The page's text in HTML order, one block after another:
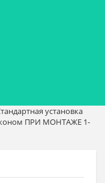
установка
ПРИ МОНТАЖЕ 1-